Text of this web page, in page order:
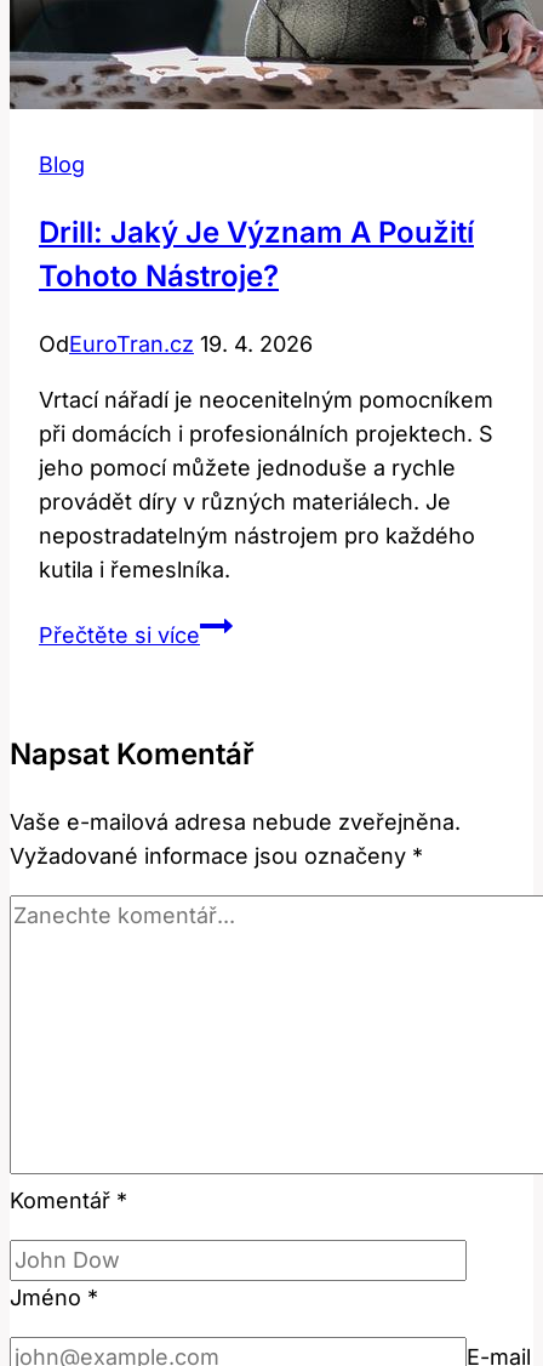
Blog
Drill: Jaký Je Význam A Použití
Tohoto Nástroje?
OdEuroTran.cz 19. 4. 2026
Vrtací nářadí je neocenitelným pomocníkem
při domácích i profesionálních projektech. S
jeho pomocí můžete jednoduše a rychle
provádět díry v různých materiálech. Je
nepostradatelným nástrojem pro každého
kutila i řemeslníka.
Přečtěte si víceDrill:
a
tohoto
nástroje?
Napsat Komentář
Vaše e-mailová adresa nebude zveřejněna.
Vyžadované informace jsou označeny *
Komentář *
Jméno *
E-mail